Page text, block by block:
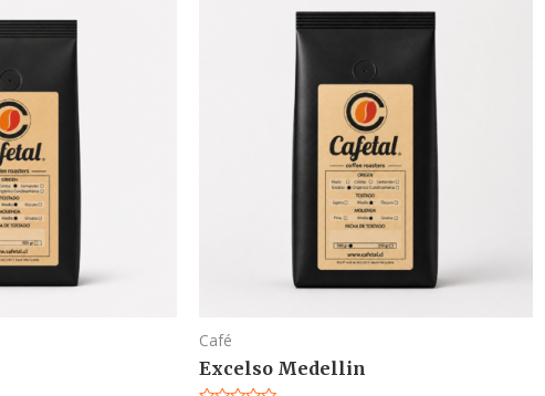
Café
Excelso Medellin